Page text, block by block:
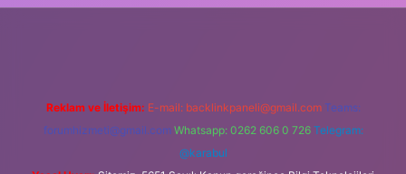
Reklam ve İletişim: E-mail: backlinkpaneli@gmail.com Teams:
forumhizmeti@gmail.com Whatsapp: 0262 606 0 726 Telegram:
@karabul